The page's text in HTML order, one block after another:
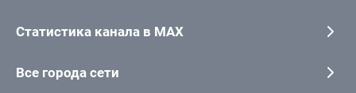
Статистика канала в MAX
Все города сети